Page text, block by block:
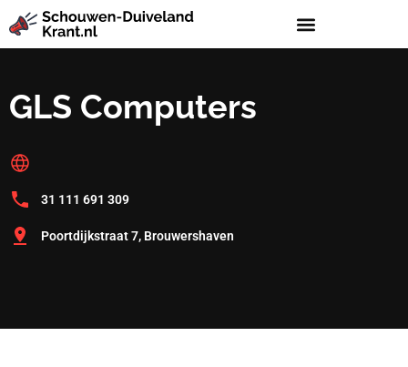
GLS Computers
31 111 691 309
Poortdijkstraat 7, Brouwershaven